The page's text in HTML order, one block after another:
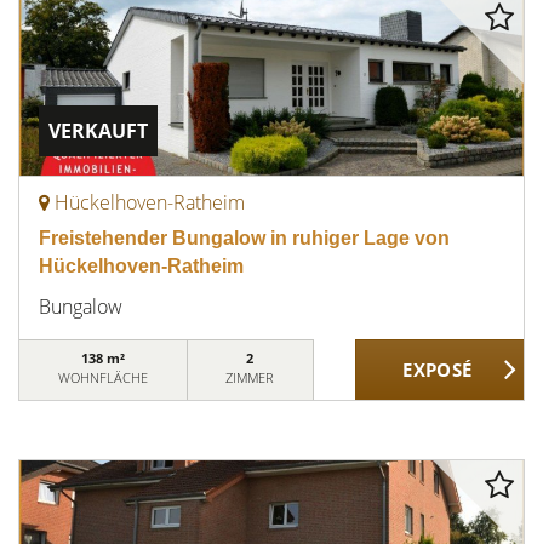
VERKAUFT
Hückelhoven-Ratheim
Freistehender Bungalow in ruhiger Lage von
Hückelhoven-Ratheim
Bungalow
138 m²
WOHNFLÄCHE
2
ZIMMER